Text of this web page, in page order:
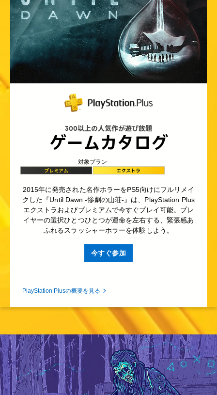
300以上の人気作が遊び放題
ゲームカタログ
対象プラン
2015年に発売された名作ホラーをPS5向けにフルリメイ
クした『Until Dawn -惨劇の山荘-』は、PlayStation Plus
エクストラおよびプレミアムで今すぐプレイ可能。プレ
イヤーの選択ひとつひとつが運命を左右する、緊張感あ
ふれるスラッシャーホラーを体験しよう。
今すぐ参加
PlayStation Plusの概要を見る